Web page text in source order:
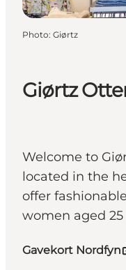
Giørtz
Welcome to
located in the
offer
women aged
Gavekort Nordfyn
Photo: Giørtz